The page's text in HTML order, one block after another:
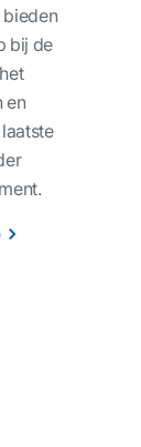
bij de
en